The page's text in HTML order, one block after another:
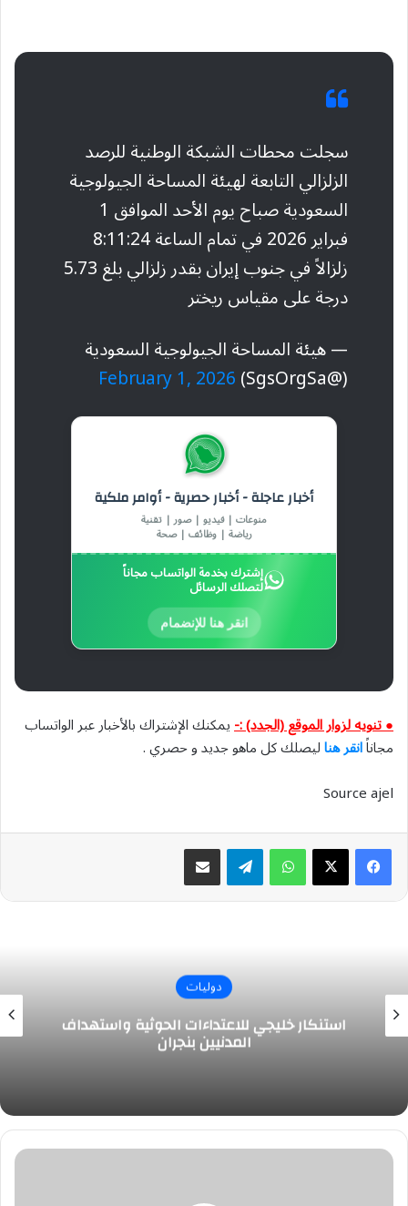
سجلت محطات الشبكة الوطنية للرصد
الزلزالي التابعة لهيئة المساحة الجيولوجية
السعودية صباح يوم الأحد الموافق 1
فبراير 2026 في تمام الساعة 8:11:24
زلزالاً في جنوب إيران بقدر زلزالي بلغ 5.73
درجة على مقياس ريختر
— هيئة المساحة الجيولوجية السعودية
(@SgsOrgSa)
February 1, 2026
أخبار عاجلة - أخبار حصرية - أوامر ملكية
منوعات | فيديو | صور | تقنية
رياضة | وظائف | صحة
إشترك بخدمة الواتساب مجاناً
لتصلك الرسائل
انقر هنا للإنضمام
● تنويه لزوار الموقع (الجدد) :-يمكنك الإشتراك بالأخبار عبر الواتساب
مجاناًانقر هناليصلك كل ماهو جديد و حصري .
Source ajel
واتسابتيلقرام مشاركة عبر البريد
دوليات
استنكار خليجي للاعتداءات الحوثية واستهداف
المدنيين بنجران
نمو